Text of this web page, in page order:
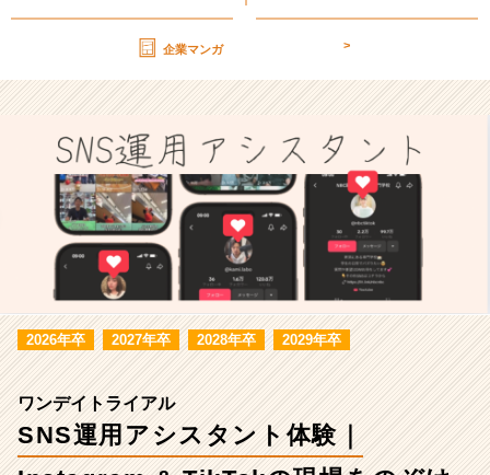
場
を
け
る
チ
ャ
ス！
企業マンガ >
2026年卒 2027年卒 2028年卒 2029年卒
ワンデイトライアル
SNS運用アシスタント体験｜